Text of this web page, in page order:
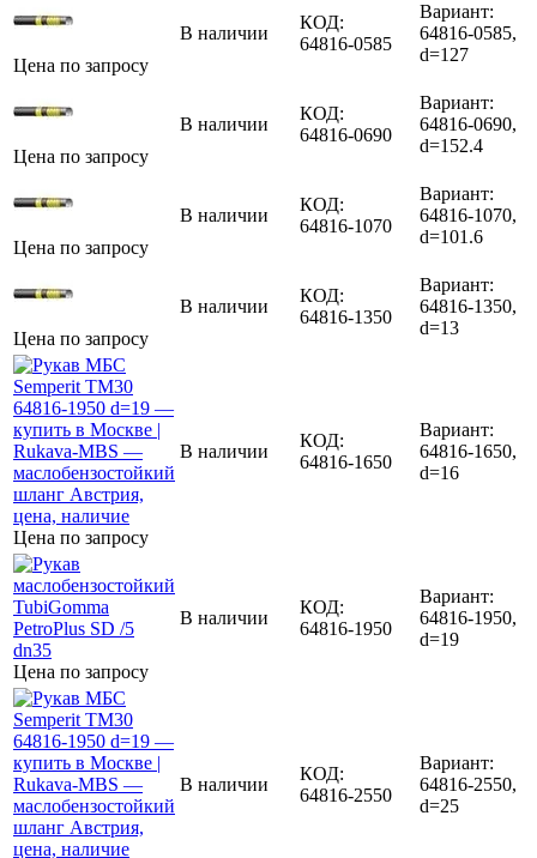
Цена по запросу
В наличии
КОД:
64816-0585
Вариант:
64816-0585,
d=127
Цена по запросу
В наличии
КОД:
64816-0690
Вариант:
64816-0690,
d=152.4
Цена по запросу
В наличии
КОД:
64816-1070
Вариант:
64816-1070,
d=101.6
Цена по запросу
В наличии
КОД:
64816-1350
Вариант:
64816-1350,
d=13
Цена по запросу
В наличии
КОД:
64816-1650
Вариант:
64816-1650,
d=16
Цена по запросу
В наличии
КОД:
64816-1950
Вариант:
64816-1950,
d=19
В наличии
КОД:
64816-2550
Вариант:
64816-2550,
d=25